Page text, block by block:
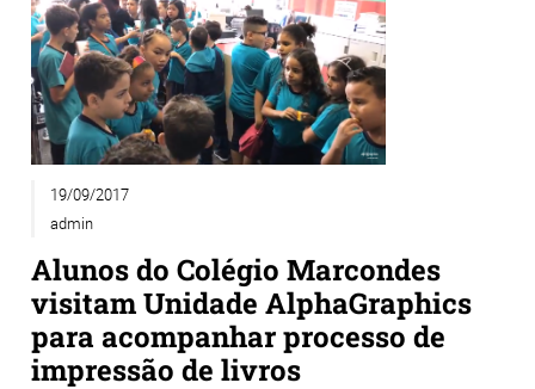
19/09/2017
admin
Alunos do Colégio Marcondes
visitam Unidade AlphaGraphics
para acompanhar processo de
impressão de livros